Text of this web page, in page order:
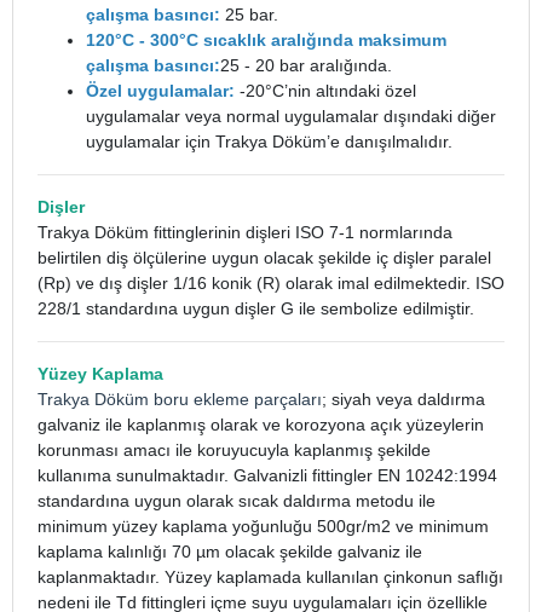
çalışma basıncı: 25 bar.
120°C - 300°C sıcaklık aralığında maksimum
çalışma basıncı:25 - 20 bar aralığında.
Özel uygulamalar: -20°C’nin altındaki özel
uygulamalar veya normal uygulamalar dışındaki diğer
uygulamalar için Trakya Döküm’e danışılmalıdır.
Dişler
Trakya Döküm fittinglerinin dişleri ISO 7-1 normlarında
belirtilen diş ölçülerine uygun olacak şekilde iç dişler paralel
(Rp) ve dış dişler 1/16 konik (R) olarak imal edilmektedir. ISO
228/1 standardına uygun dişler G ile sembolize edilmiştir.
Yüzey Kaplama
Trakya Döküm boru ekleme parçaları; siyah veya daldırma
galvaniz ile kaplanmış olarak ve korozyona açık yüzeylerin
korunması amacı ile koruyucuyla kaplanmış şekilde
kullanıma sunulmaktadır. Galvanizli fittingler EN 10242:1994
standardına uygun olarak sıcak daldırma metodu ile
minimum yüzey kaplama yoğunluğu 500gr/m2 ve minimum
kaplama kalınlığı 70 µm olacak şekilde galvaniz ile
kaplanmaktadır. Yüzey kaplamada kullanılan çinkonun saflığı
nedeni ile Td fittingleri içme suyu uygulamaları için özellikle